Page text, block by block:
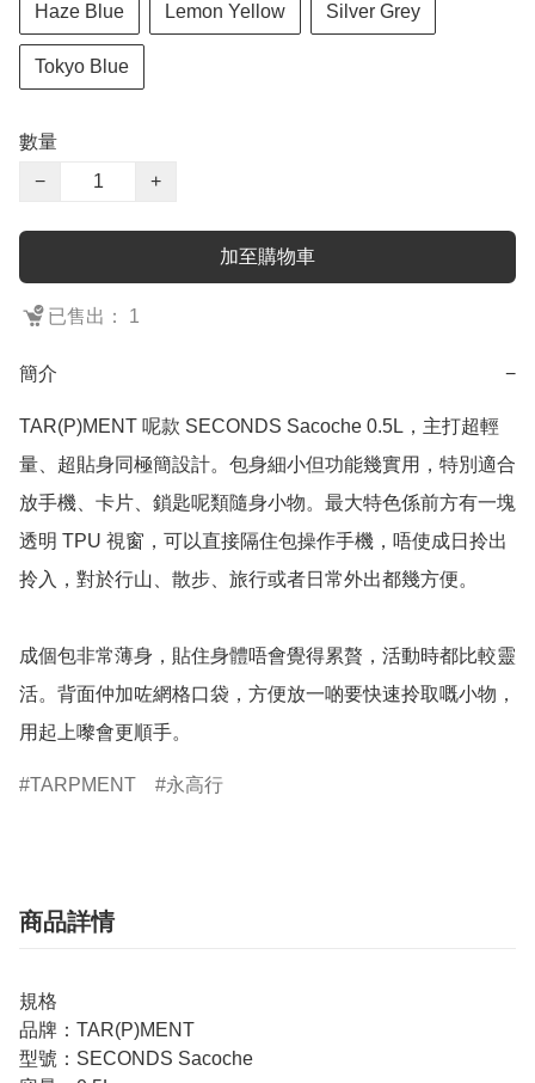
Haze Blue Lemon Yellow Silver Grey
Tokyo Blue
數量
−
+
加至購物車
已售出： 1
簡介 −
TAR(P)MENT 呢款 SECONDS Sacoche 0.5L，主打超輕
量、超貼身同極簡設計。包身細小但功能幾實用，特別適合
放手機、卡片、鎖匙呢類隨身小物。最大特色係前方有一塊
透明 TPU 視窗，可以直接隔住包操作手機，唔使成日拎出
拎入，對於行山、散步、旅行或者日常外出都幾方便。
成個包非常薄身，貼住身體唔會覺得累贅，活動時都比較靈
活。背面仲加咗網格口袋，方便放一啲要快速拎取嘅小物，
用起上嚟會更順手。
TARPMENT 永高行
商品詳情
規格
品牌：TAR(P)MENT
型號：SECONDS Sacoche